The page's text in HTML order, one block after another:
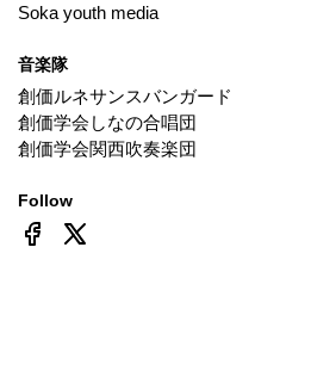
Soka youth media
音楽隊
創価ルネサンスバンガード
創価学会しなの合唱団
創価学会関西吹奏楽団
Follow